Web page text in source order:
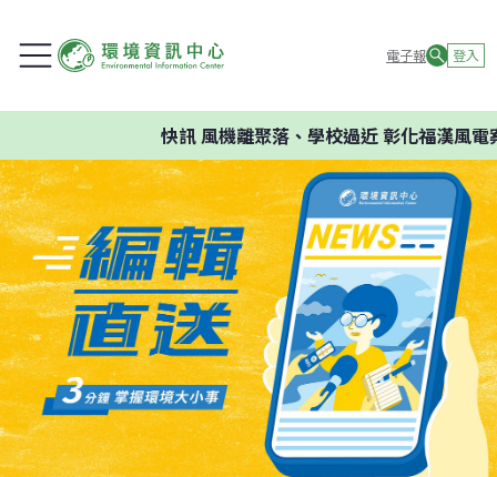
電子報 登入
快訊風機離聚落、學校過近 彰化福漢風電